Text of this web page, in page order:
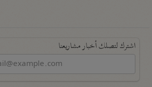
اشترك لتصلك أخبار مشاريعنا